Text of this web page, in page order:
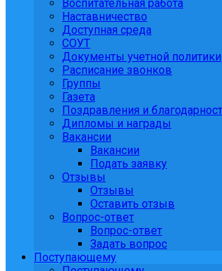
Воспитательная работа
Наставничество
Доступная среда
СОУТ
Документы учетной политики
Расписание звонков
Группы
Газета
Поздравления и
Дипломы и награды
Вакансии
Вакансии
Подать заявку
Отзывы
Отзывы
Оставить отзыв
Вопрос-ответ
Вопрос-ответ
Задать вопрос
Поступающему